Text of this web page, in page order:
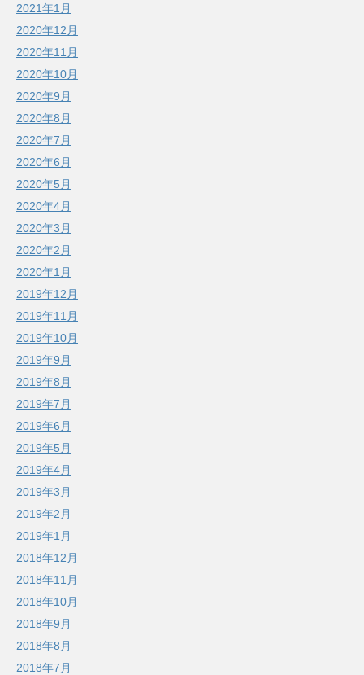
2021年1月
2020年12月
2020年11月
2020年10月
2020年9月
2020年8月
2020年7月
2020年6月
2020年5月
2020年4月
2020年3月
2020年2月
2020年1月
2019年12月
2019年11月
2019年10月
2019年9月
2019年8月
2019年7月
2019年6月
2019年5月
2019年4月
2019年3月
2019年2月
2019年1月
2018年12月
2018年11月
2018年10月
2018年9月
2018年8月
2018年7月